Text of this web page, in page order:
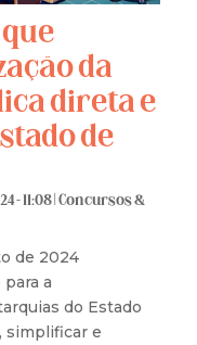
da
direta e
de
- 11:08 |Concursos &
de 2024
a
do Estado
simplificar e